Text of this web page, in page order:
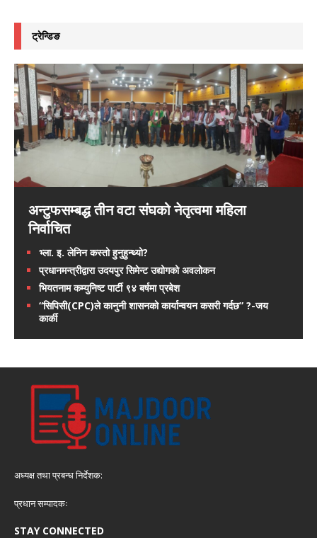
ट्रेन्डिङ
अन्टुफसम्बद्ध तीन वटा संघको नेतृत्वमा महिला
निर्वाचित
भ्ला. इ. लेनिन कस्तो हुनुहुन्थ्यो?
प्रधानमन्त्रीद्वारा उदयपुर सिमेन्ट उद्योगको अवलोकन
भियतनाम कम्युनिष्ट पार्टी ९४ बर्षमा प्रबेश
“सिपिसी(CPC)ले कानुनी शासनको कार्यान्वयन कसरी गर्दछ” ?-जय
कार्की
अध्यक्ष तथा प्रबन्ध निर्देशक:
प्रधान सम्पादकः
STAY CONNECTED